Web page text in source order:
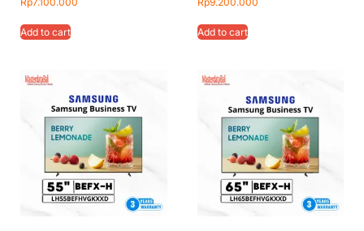
Add to cart Add to cart